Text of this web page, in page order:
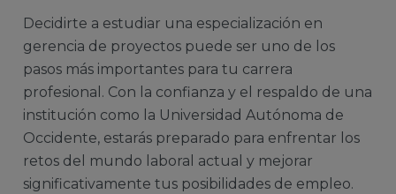
Decidirte a estudiar una especialización en
gerencia de proyectos puede ser uno de los
pasos más importantes para tu carrera
profesional. Con la confianza y el respaldo de una
institución como la Universidad Autónoma de
Occidente, estarás preparado para enfrentar los
retos del mundo laboral actual y mejorar
significativamente tus posibilidades de empleo.